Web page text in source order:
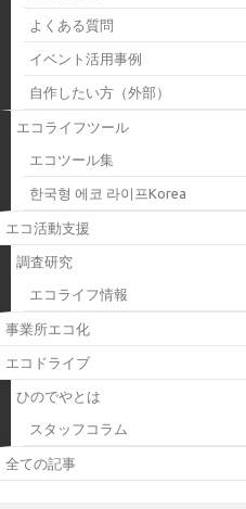
よくある質問
イベント活用事例
自作したい方（外部）
エコライフツール
エコツール集
한국형 에코 라이프Korea
エコ活動支援
調査研究
エコライフ情報
事業所エコ化
エコドライブ
ひのでやとは
スタッフコラム
全ての記事